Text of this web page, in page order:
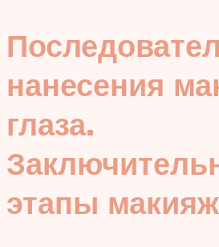
нанесения
глаза.
этапы